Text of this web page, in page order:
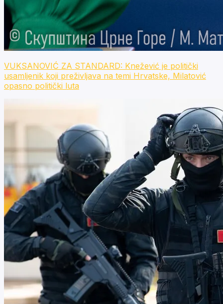
VUKSANOVIĆ ZA STANDARD: Knežević je politički
usamljenik koji preživljava na temi Hrvatske, Milatović
opasno politički luta